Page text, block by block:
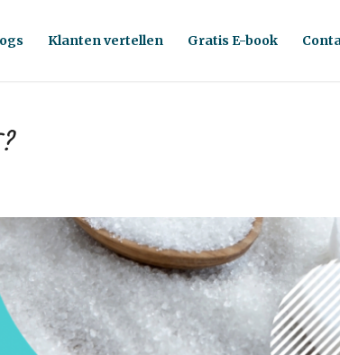
Klanten vertellen Gratis E-book